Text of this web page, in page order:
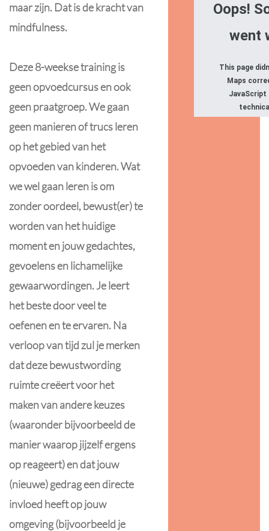
maar zijn. Dat is de kracht van
mindfulness.
Deze 8-weekse training is
geen opvoedcursus en ook
geen praatgroep. We gaan
geen manieren of trucs leren
op het gebied van het
opvoeden van kinderen. Wat
we wel gaan leren is om
zonder oordeel, bewust(er) te
worden van het huidige
moment en jouw gedachtes,
gevoelens en lichamelijke
gewaarwordingen. Je leert
het beste door veel te
oefenen en te ervaren. Na
verloop van tijd zul je merken
dat deze bewustwording
ruimte creëert voor het
maken van andere keuzes
(waaronder bijvoorbeeld de
manier waarop jijzelf ergens
op reageert) en dat jouw
(nieuwe) gedrag een directe
invloed heeft op jouw
omgeving (bijvoorbeeld je
Oops!
went
This page
Maps